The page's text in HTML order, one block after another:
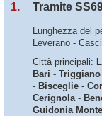
1. Tramite
Lunghezza del
Leverano -
Città principali:
Bari - Triggiano
- Bisceglie -
Cerignola-
Guidonia